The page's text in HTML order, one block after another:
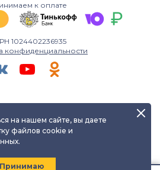
к оплате
1024402236935
конфиденциальности
копирование материалов сайта
| © КаЮФ , 2013-2026
на нашем сайте, вы даете
файлов cookie и
Принимаю